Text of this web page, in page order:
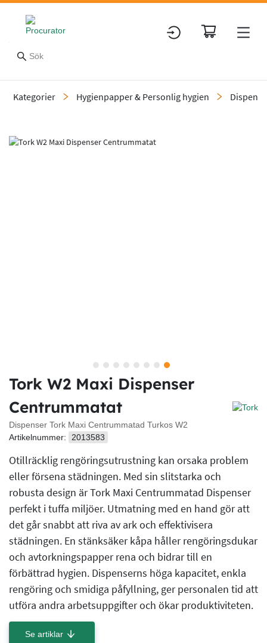
Kategorier Hygienpapper & Personlig hygien
Slide 8 of 8
Tork W2 Maxi Dispenser
Centrummatat
Dispenser Tork Maxi Centrummatad Turkos W2
Artikelnummer:
2013583
Otillräcklig rengöringsutrustning kan orsaka problem
eller försena städningen. Med sin slitstarka och
robusta design är Tork Maxi Centrummatad Dispenser
perfekt i tuffa miljöer. Utmatning med en hand gör att
det går snabbt att riva av ark och effektivisera
städningen. En stänksäker kåpa håller rengöringsdukar
och avtorkningspapper rena och bidrar till en
förbättrad hygien. Dispenserns höga kapacitet, enkla
rengöring och smidiga påfyllning, ger personalen tid att
utföra andra arbetsuppgifter och ökar produktiviteten.
Se artiklar